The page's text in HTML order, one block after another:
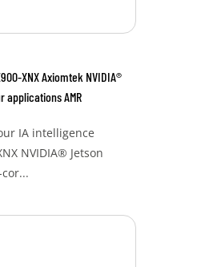
XNX Axiomtek NVIDIA®
applications AMR
IA intelligence
NVIDIA® Jetson